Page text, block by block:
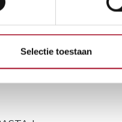
Selectie toestaan